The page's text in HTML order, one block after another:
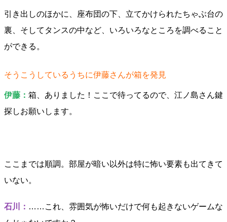
引き出しのほかに、座布団の下、立てかけられたちゃぶ台の
裏、そしてタンスの中など、いろいろなところを調べること
ができる。
そうこうしているうちに伊藤さんが箱を発見
伊藤： 箱、ありました！ここで待ってるので、江ノ島さん鍵
探しお願いします。
ここまでは順調。部屋が暗い以外は特に怖い要素も出てきて
いない。
石川： ……これ、雰囲気が怖いだけで何も起きないゲームな